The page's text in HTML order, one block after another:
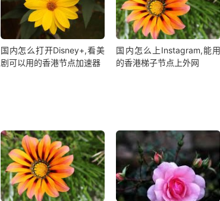
国内怎么打开Disney+,看美
剧可以用的香港节点加速器
国内怎么上Instagram,能用
的香港梯子节点上外网